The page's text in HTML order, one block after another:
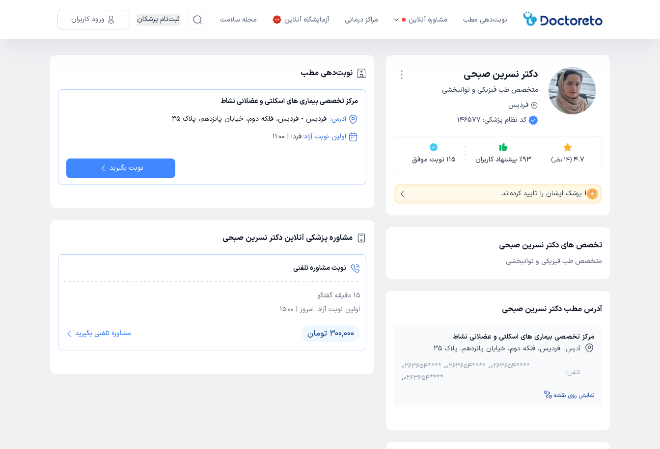
نوبت‌دهی مطب مشاوره آنلاین مراکز درمانی آزمایشگاه آنلاین مجله سلامت ثبت‌نام پزشکان ورود کاربران
دکتر نسرین صبحی
متخصص طب فیزیکی و توانبخشی
فردیس
کد نظام پزشکی:
146577
4.7
(
14 نظر) ٪93 پیشنهاد کاربران 115 نوبت موفق
1 پزشک ایشان را تایید کرده‌اند.
نوبت‌دهی مطب
مرکز تخصصی بیماری های اسکلتی و عضلانی نشاط
آدرس: فردیس - فردیس، فلکه دوم، خیابان پانزدهم، پلاک 35
اولین نوبت آزاد:فردا | 11:00
نوبت بگیرید
مشاوره پزشکی آنلاین دکتر نسرین صبحی
نوبت مشاوره تلفنی
15 دقیقه گفتگو
اولین نوبت آزاد: امروز |
15:00
300,000 تومان مشاوره تلفنی بگیرید
تخصص های دکتر نسرین صبحی
متخصص طب فیزیکی و توانبخشی
آدرس مطب دکتر نسرین صبحی
مرکز تخصصی بیماری های اسکلتی و عضلانی نشاط
آدرس: فردیس، فلکه دوم، خیابان پانزدهم، پلاک 35
تلفن:
0263654**** ،0263654**** ،0263654****
،0263654****
نمایش روی نقشه